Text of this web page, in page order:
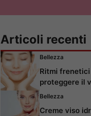
Articoli recenti
Bellezza
Ritmi
proteggere il
Bellezza
Creme viso